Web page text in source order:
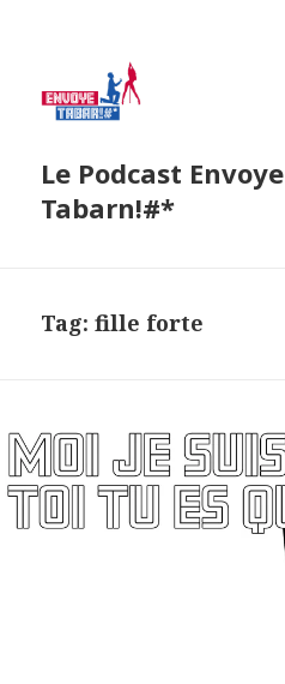
Le Podcast Envoye
Tabarn!#*
Tag:fille forte